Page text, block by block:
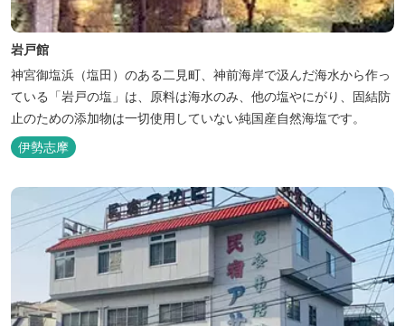
岩戸館
神宮御塩浜（塩田）のある二見町、神前海岸で汲んだ海水から作っ
ている「岩戸の塩」は、原料は海水のみ、他の塩やにがり、固結防
止のための添加物は一切使用していない純国産自然海塩です。
伊勢志摩